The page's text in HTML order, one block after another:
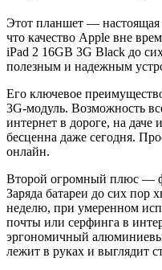
Этот планшет — настоящая
что качество Apple вне
iPad 2 16GB 3G Black до
полезным и надежным
Его ключевое
3G-модуль. Возможность
интернет в дороге, на
бесценна даже сегодня.
онлайн.
Второй огромный плюс —
Заряда батареи до сих пор
неделю, при умеренном
почты или серфинга в
эргономичный
лежит в руках и выглядит